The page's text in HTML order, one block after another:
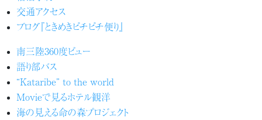
交通アクセス
ブログ『ときめきピチピチ便り』
南三陸360度ビュー
語り部バス
“Kataribe” to the world
Movieで見るホテル観洋
海の見える命の森プロジェクト